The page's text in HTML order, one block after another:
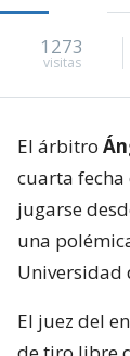
1273
visitas
El árbitro
cuarta fecha
jugarse
una
Universidad
El juez del